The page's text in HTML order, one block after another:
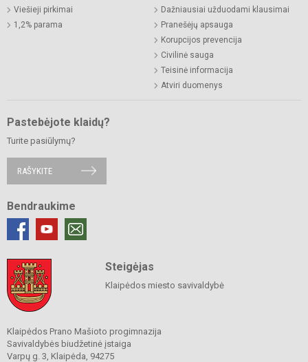
Viešieji pirkimai
1,2% parama
Dažniausiai užduodami klausimai
Pranešėjų apsauga
Korupcijos prevencija
Civilinė sauga
Teisinė informacija
Atviri duomenys
Pastebėjote klaidų?
Turite pasiūlymų?
RAŠYKITE
Bendraukime
Steigėjas
Klaipėdos miesto savivaldybė
Klaipėdos Prano Mašioto progimnazija
Savivaldybės biudžetinė įstaiga
Varpų g. 3, Klaipėda, 94275